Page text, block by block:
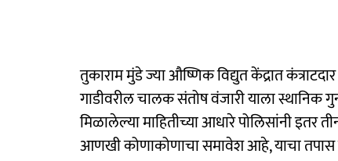
तुकाराम मुंडे ज्या औष्णिक विद्युत केंद्रात
गाडीवरील चालक संतोष वंजारी याला स्थानिक
मिळालेल्या माहितीच्या आधारे पोलिसांनी इतर
आणखी कोणाकोणाचा समावेश आहे, याचा